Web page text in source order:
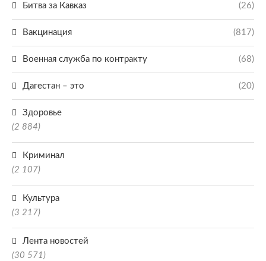
Битва за Кавказ (26)
Вакцинация (817)
Военная служба по контракту (68)
Дагестан – это (20)
Здоровье
(2 884)
Криминал
(2 107)
Культура
(3 217)
Лента новостей
(30 571)